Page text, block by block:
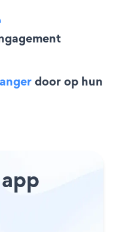
door op hun